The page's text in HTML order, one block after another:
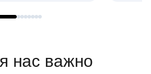
нас важно